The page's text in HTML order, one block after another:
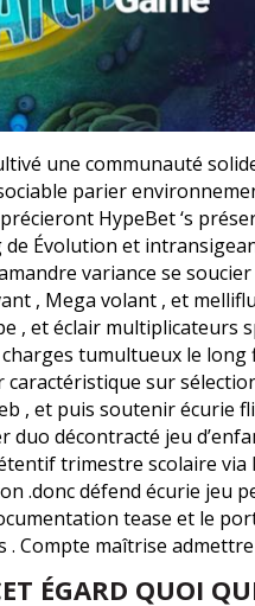
une communauté
parier
HypeBet ‘s
de Évolution et
variance se
, Mega volant , et
, et éclair multiplicateurs
tumultueux le
caractéristique sur
, et puis soutenir écurie
duo décontracté jeu
trimestre scolaire
.donc défend écurie jeu
tease et le
. Compte maîtrise
ÉGARD QUOI